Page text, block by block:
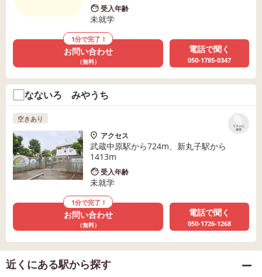
受入年齢
未就学
1分で完了！
お問い合わせ
（無料）
電話で聞く
050-1785-0347
なないろ みやうち
リストに
保存
空きあり
アクセス
武蔵中原駅から724m、新丸子駅から
1413m
受入年齢
未就学
1分で完了！
お問い合わせ
（無料）
電話で聞く
050-1726-1268
近くにある駅から探す